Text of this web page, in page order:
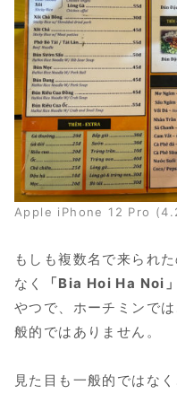
Apple iPhone 12 Pro
もしも複数名で来られ
なく
「Bia Hoi Ha Noi」
やつで、ホーチミンで
般的ではありません。
見た目も一般的ではな